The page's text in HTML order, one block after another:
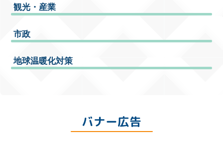
観光・産業
市政
地球温暖化対策
バナー広告